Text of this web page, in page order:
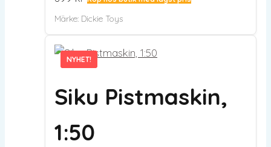
Märke: Dickie Toys
NYHET!
NYHET!
Siku Pistmaskin,
1:50